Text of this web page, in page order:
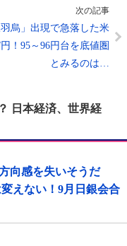
次の記事
羽烏」出現で急落した米
円！95～96円台を底値圏
とみるのは…
日本経済、世界経
向感を失いそうだ
えない！9月日銀会合